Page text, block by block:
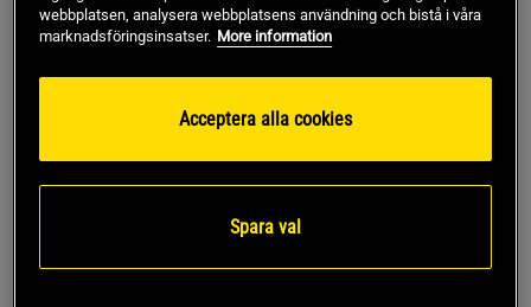
Lägg i varukorgen
SKU #SETCRITICALMASSTESTO
webbplatsen, analysera webbplatsens användning och bistå i våra
marknadsföringsinsatser. More information
Acceptera alla cookies
Spara val